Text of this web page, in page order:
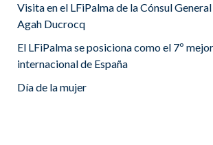
Visita en el LFiPalma de la Cónsul
Agah Ducrocq
El LFiPalma se posiciona como el 7º
internacional de España
Día de la mujer